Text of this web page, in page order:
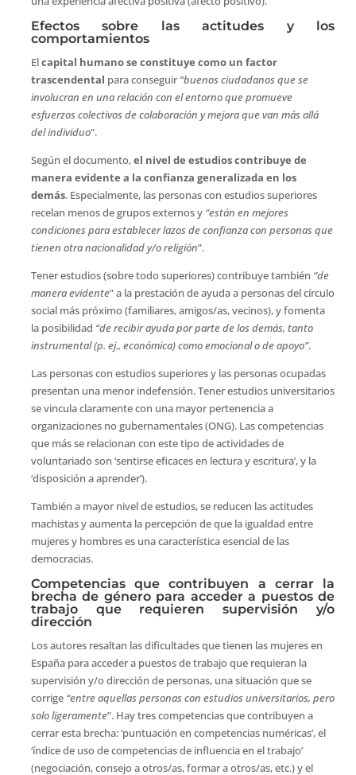
Efectos sobre las actitudes y los
comportamientos
Elcapital humano se constituye como un factor
trascendental para conseguir“buenos ciudadanos que se
involucran en una relación con el entorno que promueve
esfuerzos colectivos de colaboración y mejora que van más allá
del individuo”.
Según el documento,el nivel de estudios contribuye de
manera evidente a la confianza generalizada en los
demás. Especialmente, las personas con estudios superiores
recelan menos de grupos externos y “están en mejores
condiciones para establecer lazos de confianza con personas que
tienen otra nacionalidad y/o religión”.
Tener estudios (sobre todo superiores) contribuye también “de
manera evidente” a la prestación de ayuda a personas del círculo
social más próximo (familiares, amigos/as, vecinos), y fomenta
la posibilidad “de recibir ayuda por parte de los demás, tanto
instrumental (p. ej., económica) como emocional o de apoyo”.
Las personas con estudios superiores y las personas ocupadas
presentan una menor indefensión. Tener estudios universitarios
se vincula claramente con una mayor pertenencia a
organizaciones no gubernamentales (ONG). Las competencias
que más se relacionan con este tipo de actividades de
voluntariado son ‘sentirse eficaces en lectura y escritura’, y la
‘disposición a aprender’).
También a mayor nivel de estudios, se reducen las actitudes
machistas y aumenta la percepción de que la igualdad entre
mujeres y hombres es una característica esencial de las
democracias.
Competencias que contribuyen a cerrar la
brecha de género para acceder a puestos de
trabajo que requieren supervisión y/o
dirección
Los autores resaltan las dificultades que tienen las mujeres en
España para acceder a puestos de trabajo que requieran la
supervisión y/o dirección de personas, una situación que se
corrige “entre aquellas personas con estudios universitarios, pero
solo ligeramente”. Hay tres competencias que contribuyen a
cerrar esta brecha: ‘puntuación en competencias numéricas’, el
‘índice de uso de competencias de influencia en el trabajo’
(negociación, consejo a otros/as, formar a otros/as, etc.) y el